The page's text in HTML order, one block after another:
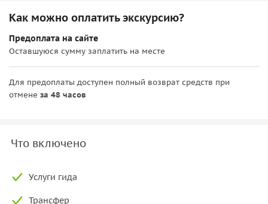
Как можно оплатить экскурсию?
Предоплата на сайте
Оставшуюся сумму заплатить на месте
Для предоплаты доступен полный возврат средств при
отмене за 48 часов
Что включено
Услуги гида
Трансфер